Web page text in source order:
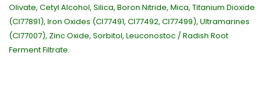
Olivate, Cetyl Alcohol, Silica, Boron Nitride, Mica, Titanium Dioxide
(CI77891), Iron Oxides (CI77491, CI77492, CI77499), Ultramarines
(CI77007), Zinc Oxide, Sorbitol, Leuconostoc / Radish Root
Ferment Filtrate.